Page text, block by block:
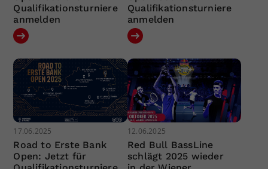
Qualifikationsturniere
anmelden
Qualifikationsturniere
anmelden
17.06.2025
Road to Erste Bank
Open: Jetzt für
12.06.2025
Red Bull BassLine
schlägt 2025 wieder